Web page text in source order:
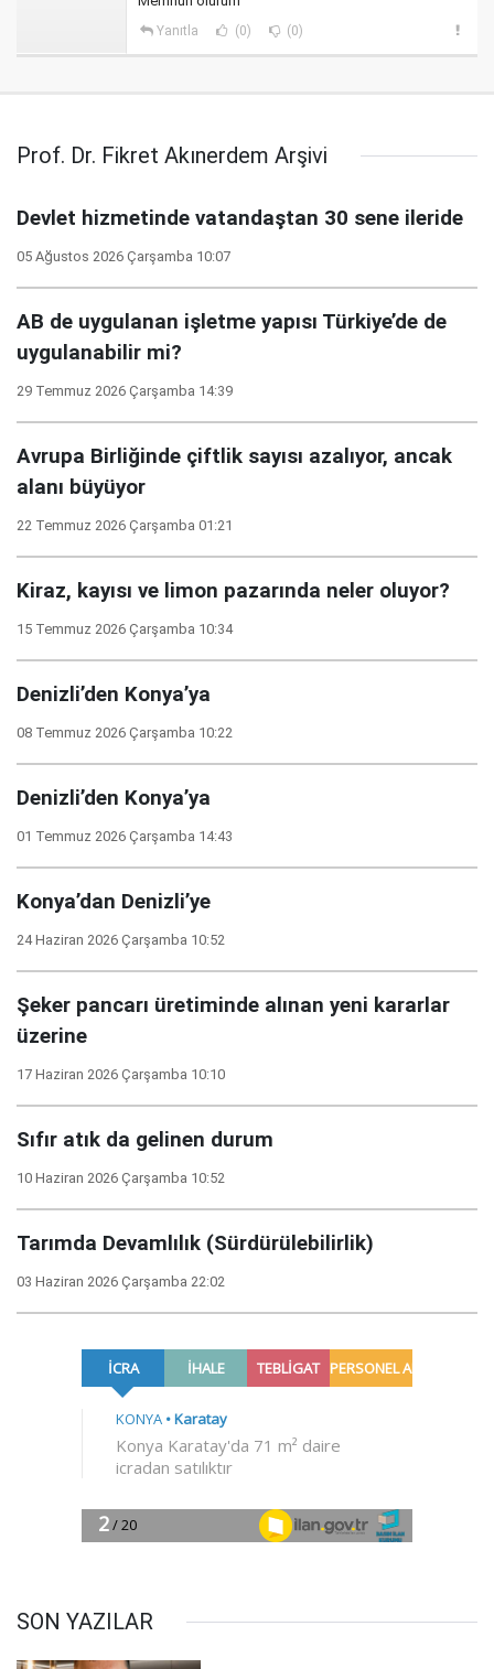
Yanıtla (0) (0)
Prof. Dr. Fikret Akınerdem Arşivi
Devlet hizmetinde vatandaştan 30 sene ileride
05 Ağustos 2026 Çarşamba 10:07
AB de uygulanan işletme yapısı Türkiye’de de
uygulanabilir mi?
29 Temmuz 2026 Çarşamba 14:39
Avrupa Birliğinde çiftlik sayısı azalıyor, ancak
alanı büyüyor
22 Temmuz 2026 Çarşamba 01:21
Kiraz, kayısı ve limon pazarında neler oluyor?
15 Temmuz 2026 Çarşamba 10:34
Denizli’den Konya’ya
08 Temmuz 2026 Çarşamba 10:22
Denizli’den Konya’ya
01 Temmuz 2026 Çarşamba 14:43
Konya’dan Denizli’ye
24 Haziran 2026 Çarşamba 10:52
Şeker pancarı üretiminde alınan yeni kararlar
üzerine
17 Haziran 2026 Çarşamba 10:10
Sıfır atık da gelinen durum
10 Haziran 2026 Çarşamba 10:52
Tarımda Devamlılık (Sürdürülebilirlik)
03 Haziran 2026 Çarşamba 22:02
SON YAZILAR